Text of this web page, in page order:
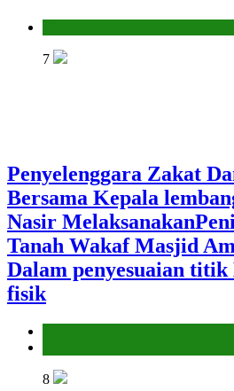
7
Penyelenggara Zakat
Bersama Kepala
Nasir
Tanah Wakaf Masjid
Dalam penyesuaian titik
fisik
8